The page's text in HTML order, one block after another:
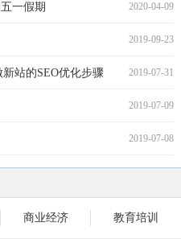
2020-04-09
一假期
2019-09-23
2019-07-31
站的SEO优化步骤
2019-07-09
2019-07-08
商业经济 教育培训